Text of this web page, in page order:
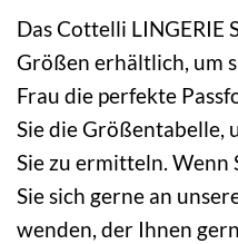
Das Cottelli LINGERIE
Größen erhältlich, um
Frau die perfekte
Sie die Größentabelle,
Sie zu ermitteln. Wenn
Sie sich gerne an
wenden, der Ihnen